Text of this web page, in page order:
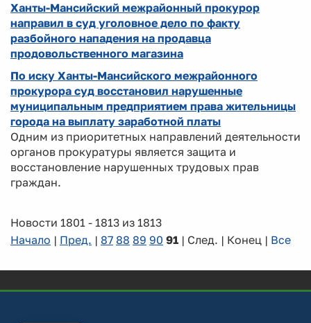
Ханты-Мансийский межрайонный прокурор
направил в суд уголовное дело по факту
разбойного нападения на продавца
продовольственного магазина
По иску Ханты-Мансийского межрайонного
прокурора суд восстановил нарушенные
муниципальным предприятием права жительницы
города на выплату заработной платы
Одним из приоритетных направлений деятельности
органов прокуратуры является защита и
восстановление нарушенных трудовых прав
граждан.
Новости 1801 - 1813 из 1813
Начало | Пред. | 87 88 89 90 91 | След. | Конец | Все